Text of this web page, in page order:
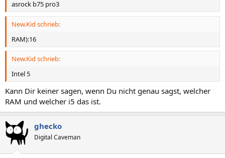
asrock b75 pro3
New.Kid schrieb:
RAM):16
New.Kid schrieb:
Intel 5
Kann Dir keiner sagen, wenn Du nicht genau sagst, welcher
RAM und welcher i5 das ist.
ghecko
Digital Caveman